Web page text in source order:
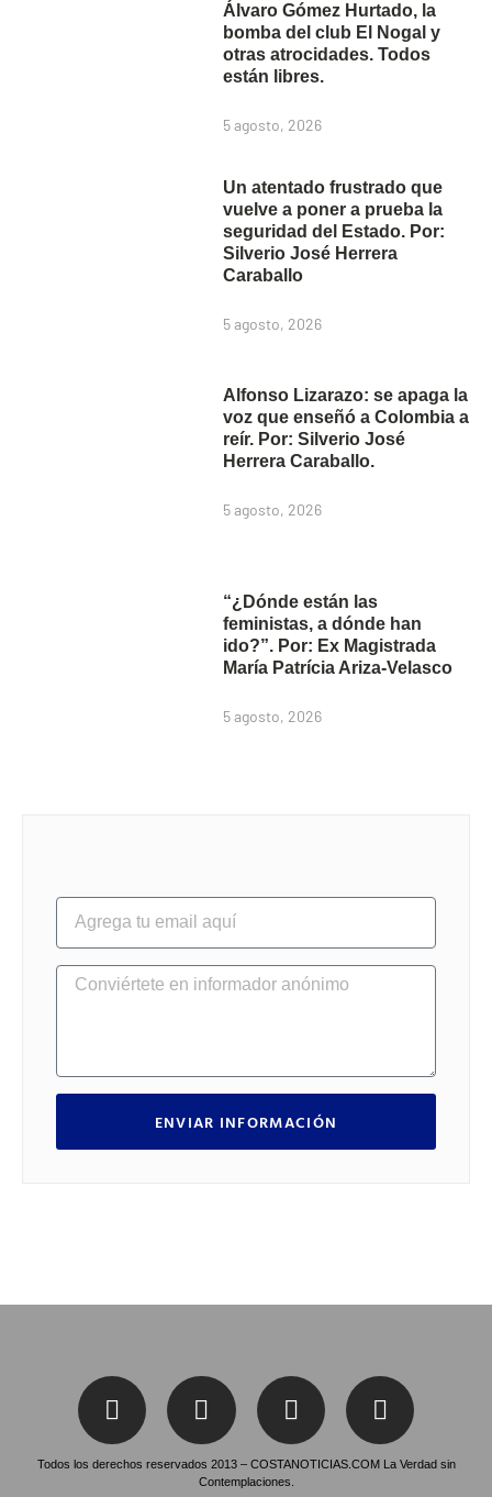
Álvaro Gómez Hurtado, la
bomba del club El Nogal y
otras atrocidades. Todos
están libres.
5 agosto, 2026
Un atentado frustrado que
vuelve a poner a prueba la
seguridad del Estado. Por:
Silverio José Herrera
Caraballo
5 agosto, 2026
Alfonso Lizarazo: se apaga la
voz que enseñó a Colombia a
reír. Por: Silverio José
Herrera Caraballo.
5 agosto, 2026
“¿Dónde están las
feministas, a dónde han
ido?”. Por: Ex Magistrada
María Patrícia Ariza-Velasco
5 agosto, 2026
ENVIAR INFORMACIÓN
Todos los derechos reservados 2013 – COSTANOTICIAS.COM La Verdad sin
Contemplaciones.